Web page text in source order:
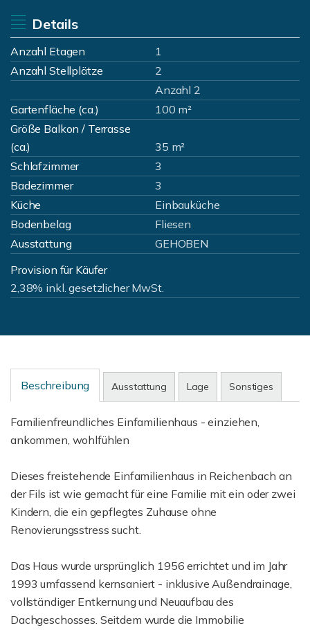
Details
Anzahl Etagen
1
Anzahl Stellplätze
2
Anzahl 2
Gartenfläche (ca.)
100 m²
Größe Balkon / Terrasse
(ca.)
35 m²
Schlafzimmer
3
Badezimmer
3
Küche
Einbauküche
Bodenbelag
Fliesen
Ausstattung
GEHOBEN
Provision für Käufer
2,38% inkl. gesetzlicher MwSt.
Beschreibung Ausstattung Lage Sonstiges
Familienfreundliches Einfamilienhaus - einziehen,
ankommen, wohlfühlen
Dieses freistehende Einfamilienhaus in Reichenbach an
der Fils ist wie gemacht für eine Familie mit ein oder zwei
Kindern, die ein gepflegtes Zuhause ohne
Renovierungsstress sucht.
Das Haus wurde ursprünglich 1956 errichtet und im Jahr
1993 umfassend kernsaniert - inklusive Außendrainage,
vollständiger Entkernung und Neuaufbau des
Dachgeschosses. Seitdem wurde die Immobilie